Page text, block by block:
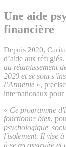
Une aide
financière
Depuis 2020,
d’aide aux réfugiés.
au rétablissement
2020 et se sont
l’Arménie »,
internationaux pour
« Ce programme
fonctionne bien,
psychologique,
l'isolement. Il vise
à se reconstruire et